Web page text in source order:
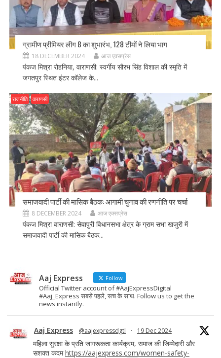
ग्रामीण प्रीमियर लीग 8 का शुभारंभ, 128 टीमों ने लिया भाग
18 DECEMBER 2024 आज एक्सप्रेस
पंकज मिश्रा रोहनिया, वाराणसी: स्वर्गीय सौरभ सिंह विशाल की स्मृति में
जगतपुर स्थित इंटर कॉलेज के...
राजनीति वाराणसी
समाजवादी पार्टी की मासिक बैठक: आगामी चुनाव की रणनीति पर चर्चा
8 DECEMBER 2024 आज एक्सप्रेस
पंकज मिश्रा वाराणसी: सेवापुरी विधानसभा क्षेत्र के ग्राम सभा खजुरी में
समाजवादी पार्टी की मासिक बैठक...
Aaj Express Follow
Official Twitter account of #AajExpressDigital
#Aaj_Express सबसे पहले, सच के साथ. Follow us to get the
news instantly.
Aaj Express @aajexpressdgtl · 19 Dec 2024
महिला सुरक्षा के प्रति जागरूकता कार्यक्रम, समाज की जिम्मेदारी और
सशक्त कदमhttps://aajexpress.com/women-safety-